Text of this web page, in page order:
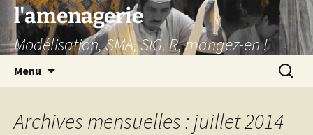
Aller
contenu
l'amenagerie
Modélisation, SMA, SIG, R, mangez-en !
Menu
Archives mensuelles : juillet 2014